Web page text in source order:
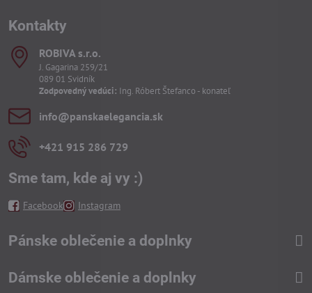
Kontakty
ROBIVA s​.r​.o​.
J. Gagarina 259/21
089 01 Svidník
Zodpovedný vedúci: Ing. Róbert Štefanco - konateľ
info​@panskaelegancia​.sk
+421 915 286 729
Sme tam, kde aj vy :)
Facebook Instagram
Pánske oblečenie a doplnky
Dámske oblečenie a doplnky